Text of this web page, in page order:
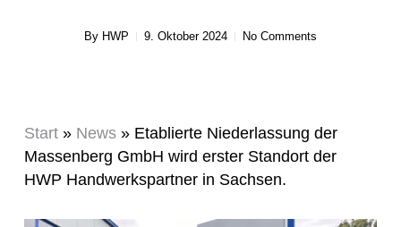
By HWP 9. Oktober 2024 No Comments
Start» News» Etablierte Niederlassung der
Massenberg GmbH wird erster Standort der
HWP Handwerkspartner in Sachsen.